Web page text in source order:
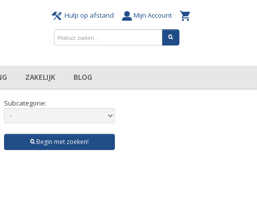
Hulp op afstand Mijn Account
ZAKELIJK BLOG
Subcategorie:
Begin met zoeken!